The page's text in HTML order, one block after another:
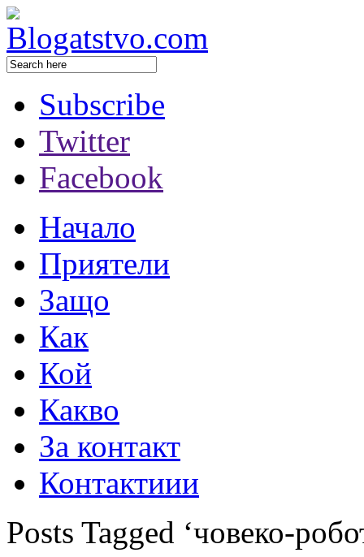
Subscribe
Twitter
Facebook
Начало
Приятели
Защо
Как
Кой
Какво
За контакт
Контактиии
Posts Tagged ‘човеко-